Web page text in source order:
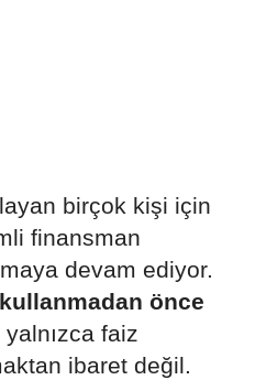
birçok kişi için
finansman
devam ediyor.
önce
yalnızca faiz
ibaret değil.